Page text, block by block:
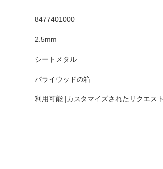
8477401000
2.5mm
シートメタル
パライウッドの箱
利用可能 |カスタマイズされたリクエスト